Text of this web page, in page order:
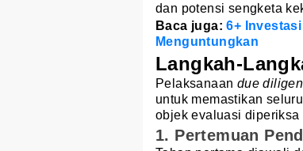
dan potensi sengketa
Baca juga:6+
Menguntungkan
Langkah-
Pelaksanaan due
untuk memastikan
objek evaluasi
1. Pertemuan